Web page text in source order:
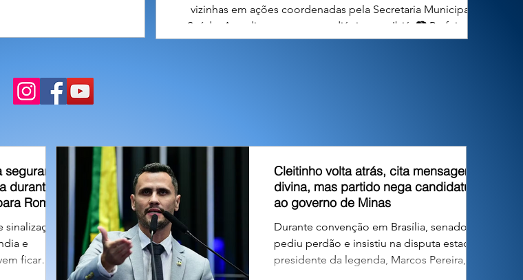
vizinhas em ações coordenadas pela Secretaria Municipal de
Saúde. Atendimento neuropediátrico em Ibiá. 📷 Prefeitura de
Ibiá. A Prefeitura de Ibiá, por meio da Secretaria Municipal de
durante
Romaria
e
ficar
Cleitinho volta atrás, cita mensagem
divina, mas partido nega candidatura
ao governo de Minas
Durante convenção em Brasília, senador
pediu perdão e insistiu na disputa estadual;
presidente da legenda, Marcos Pereira,